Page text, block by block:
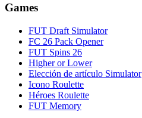
Games
FUT Draft Simulator
FC 26 Pack Opener
FUT Spins 26
Higher or Lower
Elección de artículo Simulator
Icono Roulette
Héroes Roulette
FUT Memory